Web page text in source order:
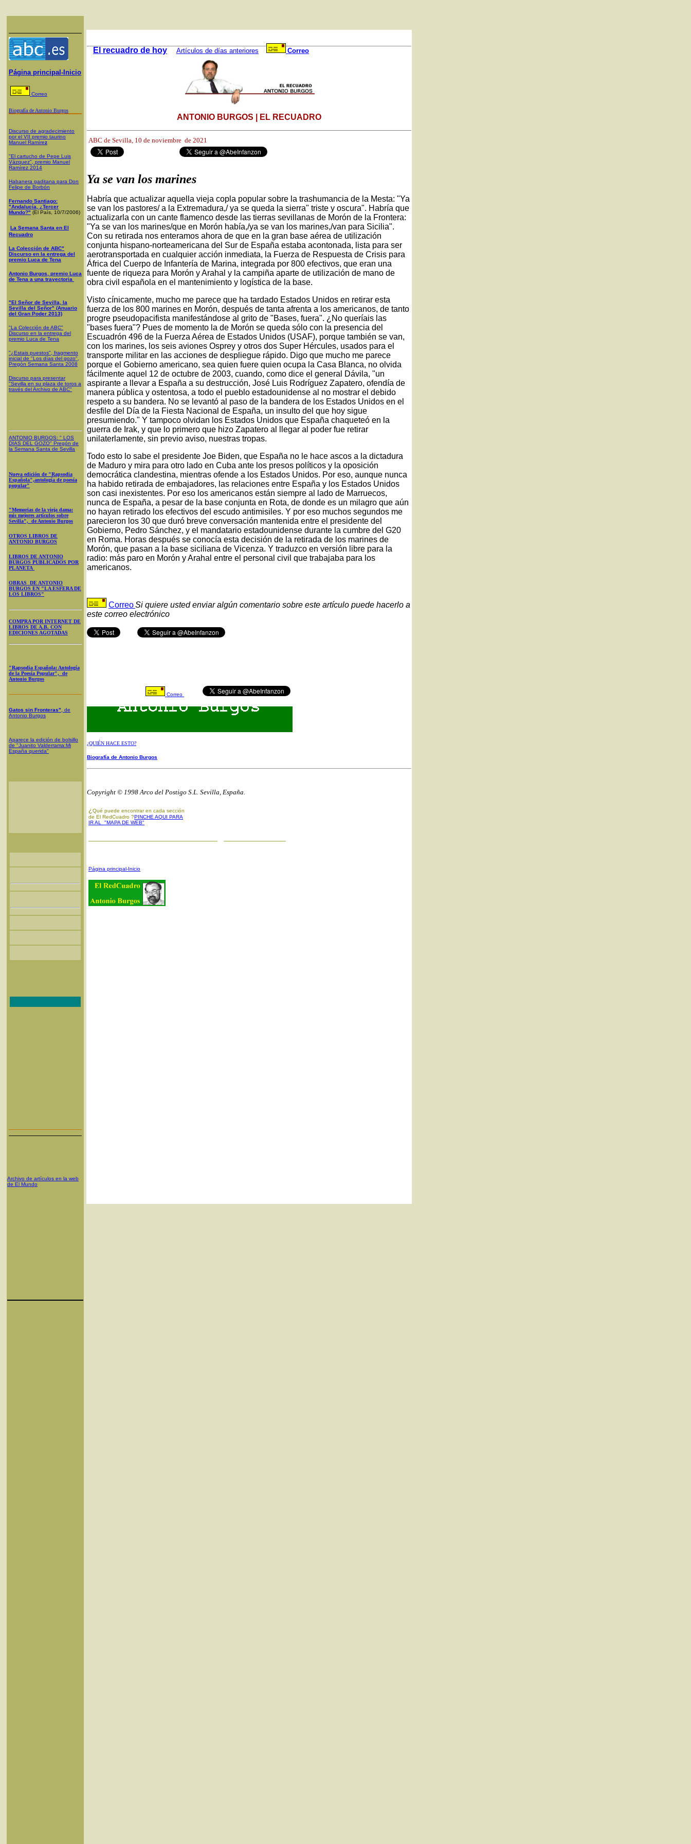
Página principal-Inicio
Correo
Biografía de Antonio Burgos
Discurso de agradecimiento
por el VII premio taurino
Manuel Ramírez
"El cartucho de Pepe Luis
Vázquez", premio Manuel
Ramírez 2014
Habanera gaditana para Don
Felipe de Borbón
Fernando Santiago:
"Andalucía, ¿Tercer
Mundo?" (El País, 10/7/2006)
La Semana Santa en El
Recuadro
La Colección de ABC"
Discurso en la entrega del
premio Luca de Tena
Antonio Burgos, premio Luca
de Tena a una trayectoria
"El Señor de Sevilla, la
Sevilla del Señor" (Anuario
del Gran Poder 2013)
"La Colección de ABC"
Discurso en la entrega del
premio Luca de Tena
"¿Estais puestos", fragmento
inicial de "Los días del gozo",
Pregón Semana Santa 2008
Discurso para presentar
"Sevilla en su plaza de toros a
través del Archivo de ABC"
ANTONIO BURGOS: " LOS
DÍAS DEL GOZO" Pregón de
la Semana Santa de Sevilla
Nueva edición de "Rapsodia
Española",antología de poesía
popular"
"Memorias de la vieja dama:
mis mejores artículos sobre
Sevilla", de Antonio Burgos
OTROS LIBROS DE
ANTONIO BURGOS
LIBROS DE ANTONIO
BURGOS PUBLICADOS POR
PLANETA
OBRAS DE ANTONIO
BURGOS EN "LA ESFERA DE
LOS LIBROS"
COMPRA POR INTERNET DE
LIBROS DE A.B. CON
EDICIONES AGOTADAS
"Rapsodia Española: Antología
de la Poesía Popular", de
Antonio Burgos
Gatos sin Fronteras" , de
Antonio Burgos
Aparece la edición de bolsillo
de "Juanito Valderrama:Mi
España querida"
Archivo de artículos en la web
de El Mundo
El recuadro de hoy Artículos de días anteriores Correo
ANTONIO BURGOS | EL RECUADRO
ABC de Sevilla, 10 de noviembre de 2021
Ya se van los marines
Habría que actualizar aquella vieja copla popular sobre la trashumancia de la Mesta: "Ya
se van los pastores/ a la Extremadura,/ ya se queda la sierra" triste y oscura". Habría que
actualizarla con un cante flamenco desde las tierras sevillanas de Morón de la Frontera:
"Ya se van los marines/que en Morón había,/ya se van los marines,/van para Sicilia".
Con su retirada nos enteramos ahora de que en la gran base aérea de utilización
conjunta hispano-norteamericana del Sur de España estaba acontonada, lista para ser
aerotransportada en cualquier acción inmediata, la Fuerza de Respuesta de Crisis para
África del Cuerpo de Infantería de Marina, integrada por 800 efectivos, que eran una
fuente de riqueza para Morón y Arahal y la campiña aparte de utilización de mano de
obra civil española en el mantenimiento y logística de la base.
Visto cínicamente, mucho me parece que ha tardado Estados Unidos en retirar esta
fuerza de los 800 marines en Morón, después de tanta afrenta a los americanos, de tanto
progre pseudopacifista manifestándose al grito de "Bases, fuera". ¿No queríais las
"bases fuera"? Pues de momento la de Morón se queda sólo con la presencia del
Escuadrón 496 de la Fuerza Aérea de Estados Unidos (USAF), porque también se van,
con los marines, los seis aviones Osprey y otros dos Super Hércules, usados para el
transporte militar en las acciones de despliegue rápido. Digo que mucho me parece
porque el Gobierno americano, sea quien fuere quien ocupa la Casa Blanca, no olvida
fácilmente aquel 12 de octubre de 2003, cuando, como dice el general Dávila, "un
aspirante a llevar a España a su destrucción, José Luis Rodríguez Zapatero, ofendía de
manera pública y ostentosa, a todo el pueblo estadounidense al no mostrar el debido
respeto a su bandera. No se levantó al paso de la bandera de los Estados Unidos en el
desfile del Día de la Fiesta Nacional de España, un insulto del que hoy sigue
presumiendo." Y tampoco olvidan los Estados Unidos que España chaqueteó en la
guerra de Irak, y que lo primero que hizo Zapatero al llegar al poder fue retirar
unilaterlamente, sin previo aviso, nuestras tropas.
Todo esto lo sabe el presidente Joe Biden, que España no le hace ascos a la dictadura
de Maduro y mira para otro lado en Cuba ante los presos políticos y la oposición
democrática clandestina, mientras ofende a los Estados Unidos. Por eso, aunque nunca
ha habido retirada de embajadores, las relaciones entre España y los Estados Unidos
son casi inexistentes. Por eso los americanos están siempre al lado de Marruecos,
nunca de España, a pesar de la base conjunta en Rota, de donde es un milagro que aún
no hayan retirado los efectivos del escudo antimisiles. Y por eso muchos segundos me
parecieron los 30 que duró breve conversación mantenida entre el presidente del
Gobierno, Pedro Sánchez, y el mandatario estadounidense durante la cumbre del G20
en Roma. Horas después se conocía esta decisión de la retirada de los marines de
Morón, que pasan a la base siciliana de Vicenza. Y traduzco en versión libre para la
radio: más paro en Morón y Arahal entre el personal civil que trabajaba para los
americanos.
CorreoSi quiere usted enviar algún comentario sobre este artículo puede hacerlo a
este correo electrónico
Correo
¿QUIÉN HACE ESTO?
Biografía de Antonio Burgos
Copyright © 1998 Arco del Postigo S.L. Sevilla, España.
¿ Qué puede encontrar en cada sección
de El RedCuadro ?PINCHE AQUI PARA
IR AL "MAPA DE WEB"
Página principal-Inicio